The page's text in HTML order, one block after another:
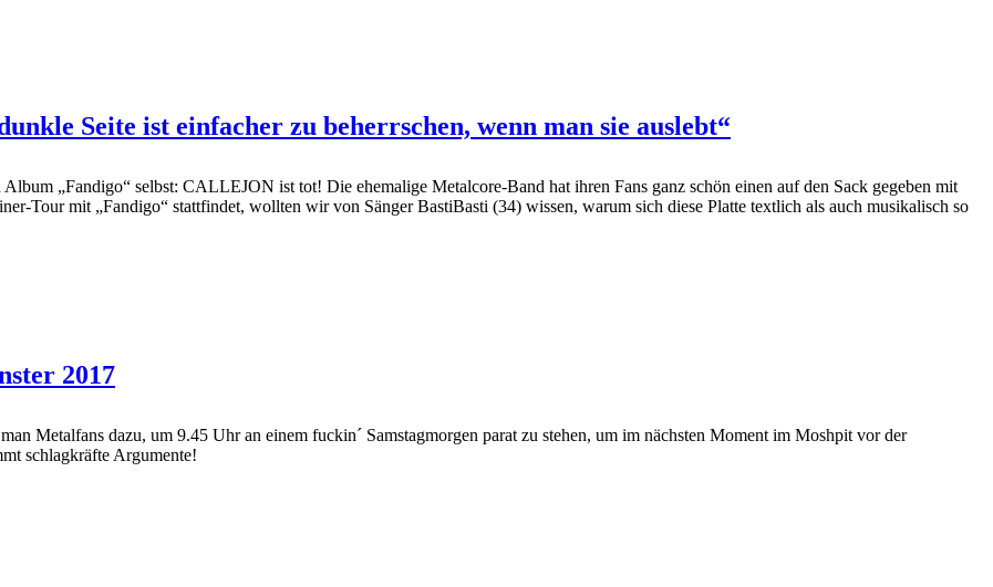
Seite ist einfacher zu beherrschen, wenn man sie auslebt“
Album „Fandigo“ selbst: CALLEJON ist tot! Die ehemalige Metalcore-Band hat ihren Fans ganz schön einen auf den Sack gegeben mit
Tour mit „Fandigo“ stattfindet, wollten wir von Sänger BastiBasti (34) wissen, warum sich diese Platte textlich als auch musikalisch so
2017
Metalfans dazu, um 9.45 Uhr an einem fuckin´ Samstagmorgen parat zu stehen, um im nächsten Moment im Moshpit vor der
schlagkräfte Argumente!